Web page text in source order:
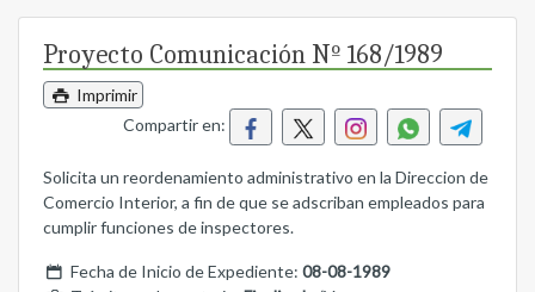
Proyecto Comunicación Nº 168/1989
Imprimir
Compartir en:
Solicita un reordenamiento administrativo en la Direccion de
Comercio Interior, a fin de que se adscriban empleados para
cumplir funciones de inspectores.
Fecha de Inicio de Expediente: 08-08-1989